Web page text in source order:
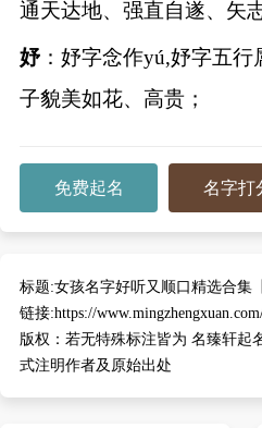
通天达地、强直自遂、矢
妤：妤字念作yú,妤字五行
子貌美如花、高贵；
免费起名 名字打
标题:女孩名字好听又顺口精选合集
链接:https://
版权： 若无特殊标注皆为 名臻轩起
式注明作者及原始出处